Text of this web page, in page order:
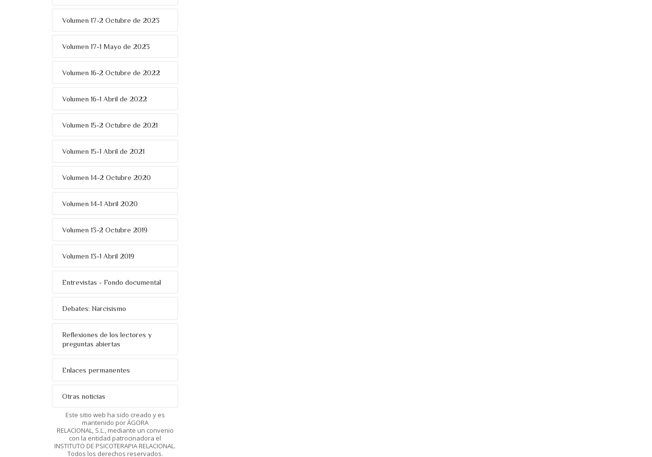
Volumen 17-2 Octubre de 2023
Volumen 17-1 Mayo de 2023
Volumen 16-2 Octubre de 2022
Volumen 16-1 Abril de 2022
Volumen 15-2 Octubre de 2021
Volumen 15-1 Abril de 2021
Volumen 14-2 Octubre 2020
Volumen 14-1 Abril 2020
Volumen 13-2 Octubre 2019
Volumen 13-1 Abril 2019
Entrevistas - Fondo documental
Debates: Narcisismo
Reflexiones de los lectores y
preguntas abiertas
Enlaces permanentes
Otras noticias
Este sitio web ha sido creado y es
mantenido por ÁGORA
RELACIONAL, S.L., mediante un convenio
con la entidad patrocinadora el
INSTITUTO DE PSICOTERAPIA RELACIONAL.
Todos los derechos reservados.